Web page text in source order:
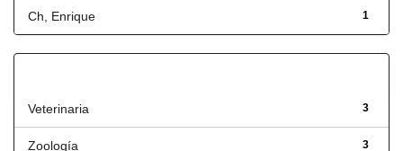
1
Ch, Enrique
3
Veterinaria
3
Zoología